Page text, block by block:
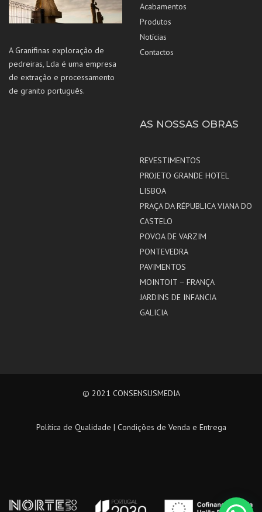
A Granifinas exploração de
pedreiras, Lda é uma empresa
de extração e processamento
de granito português.
Acabamentos
Produtos
Notícias
Contactos
AS NOSSAS OBRAS
REVESTIMENTOS
PROJETO GRANDE HOTEL
LISBOA
PRAÇA DA RÉPUBLICA VIANA DO
CASTELO
POVOA DE VARZIM
PONTEVEDRA
PAVIMENTOS
MOINTOIT – FRANÇA
JARDINS DE INFANCIA
GALICIA
© 2021 CONSENSUSMEDIA
Política de Qualidade | Condições de Venda e Entrega